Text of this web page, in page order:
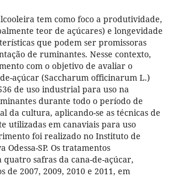
tem como foco a produtividade,
teor de açúcares) e longevidade
que podem ser promissoras
de ruminantes. Nesse contexto,
com o objetivo de avaliar o
açúcar (Saccharum officinarum L.)
de uso industrial para uso na
durante todo o período de
da cultura, aplicando-se as técnicas de
utilizadas em canaviais para uso
foi realizado no Instituto de
Odessa-SP. Os tratamentos
safras da cana-de-açúcar,
de 2007, 2009, 2010 e 2011, em